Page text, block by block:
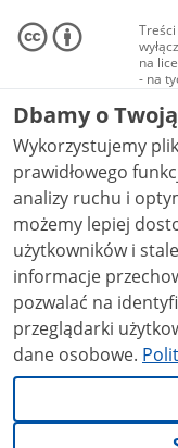
na
- na
audio
NC-
Dbamy o
Wykorzystujemy
prawidłowego
analizy ruchu i
możemy lepiej
użytkowników i stale
informacje
pozwalać na
przeglądarki
dane osobowe.